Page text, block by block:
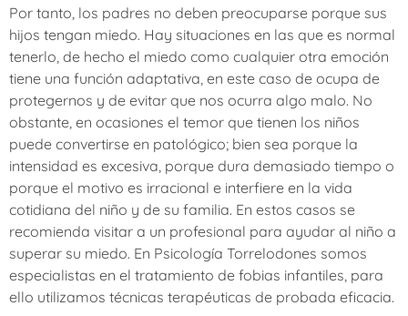
Por tanto, los padres no deben preocuparse porque sus
hijos tengan miedo. Hay situaciones en las que es normal
tenerlo, de hecho el miedo como cualquier otra emoción
tiene una función adaptativa, en este caso de ocupa de
protegernos y de evitar que nos ocurra algo malo. No
obstante, en ocasiones el temor que tienen los niños
puede convertirse en patológico; bien sea porque la
intensidad es excesiva, porque dura demasiado tiempo o
porque el motivo es irracional e interfiere en la vida
cotidiana del niño y de su familia. En estos casos se
recomienda visitar a un profesional para ayudar al niño a
superar su miedo. En Psicología Torrelodones somos
especialistas en el tratamiento de fobias infantiles, para
ello utilizamos técnicas terapéuticas de probada eficacia.